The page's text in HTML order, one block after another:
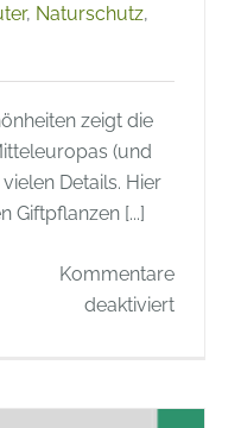
, Naturschutz,
zeigt die
(und
Details. Hier
Giftpflanzen [...]
Kommentare
deaktiviertfür